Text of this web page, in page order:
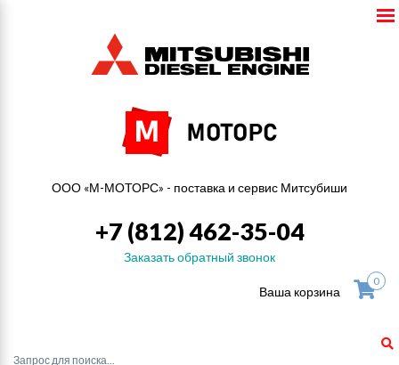
ООО «М-МОТОРС» - поставка и сервис Митсубиши
+7 (812) 462-35-04
Заказать обратный звонок
Ваша корзина
0